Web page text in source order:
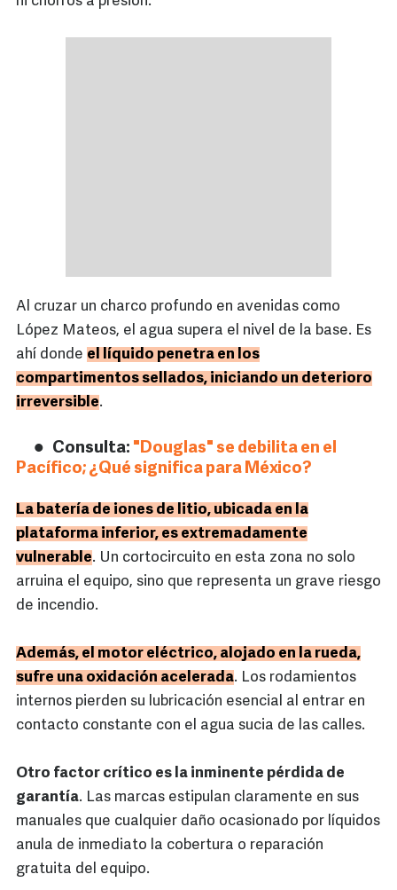
Al cruzar un charco profundo en avenidas como
López Mateos, el agua supera el nivel de la base. Es
ahí donde el líquido penetra en los
compartimentos sellados, iniciando un deterioro
irreversible.
Consulta: "Douglas" se debilita en el
Pacífico; ¿Qué significa para México?
La batería de iones de litio, ubicada en la
plataforma inferior, es extremadamente
vulnerable. Un cortocircuito en esta zona no solo
arruina el equipo, sino que representa un grave riesgo
de incendio.
Además, el motor eléctrico, alojado en la rueda,
sufre una oxidación acelerada. Los rodamientos
internos pierden su lubricación esencial al entrar en
contacto constante con el agua sucia de las calles.
Otro factor crítico es la inminente pérdida de
garantía. Las marcas estipulan claramente en sus
manuales que cualquier daño ocasionado por líquidos
anula de inmediato la cobertura o reparación
gratuita del equipo.